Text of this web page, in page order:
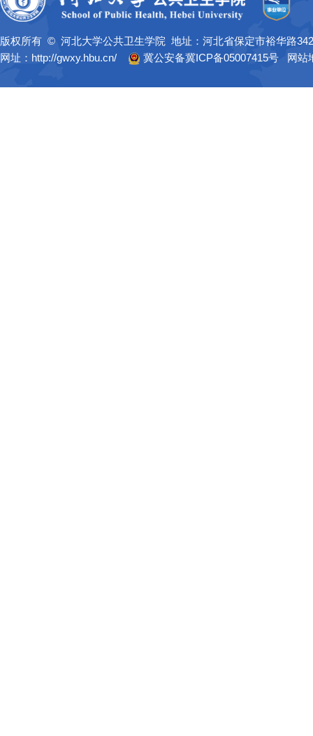
版权所有 © 河北大学公共卫生学院 地址：河北省保定市裕华路
网址：http://gwxy.hbu.cn/
冀公安备冀ICP备05007415号 网站